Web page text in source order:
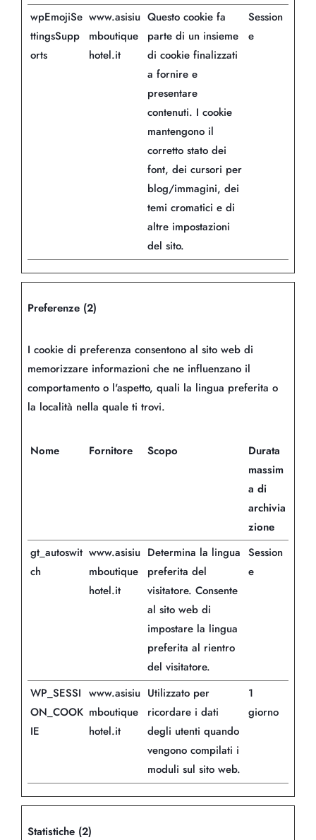
wpEmojiSe
ttingsSupp
orts
www.asisiu
mboutique
hotel.it
Questo cookie fa
parte di un insieme
di cookie finalizzati
a fornire e
presentare
contenuti. I cookie
mantengono il
corretto stato dei
font, dei cursori per
blog/immagini, dei
temi cromatici e di
altre impostazioni
del sito.
Session
e
Preferenze (2)
I cookie di preferenza consentono al sito web di
memorizzare informazioni che ne influenzano il
comportamento o l'aspetto, quali la lingua preferita o
la località nella quale ti trovi.
Nome Fornitore Scopo
Durata
massim
a di
archivia
zione
gt_autoswit
ch
www.asisiu
mboutique
hotel.it
Determina la lingua
preferita del
visitatore. Consente
al sito web di
impostare la lingua
preferita al rientro
del visitatore.
Session
e
WP_SESSI
ON_COOK
IE
www.asisiu
mboutique
hotel.it
Utilizzato per
ricordare i dati
degli utenti quando
vengono compilati i
moduli sul sito web.
1
giorno
Statistiche (2)